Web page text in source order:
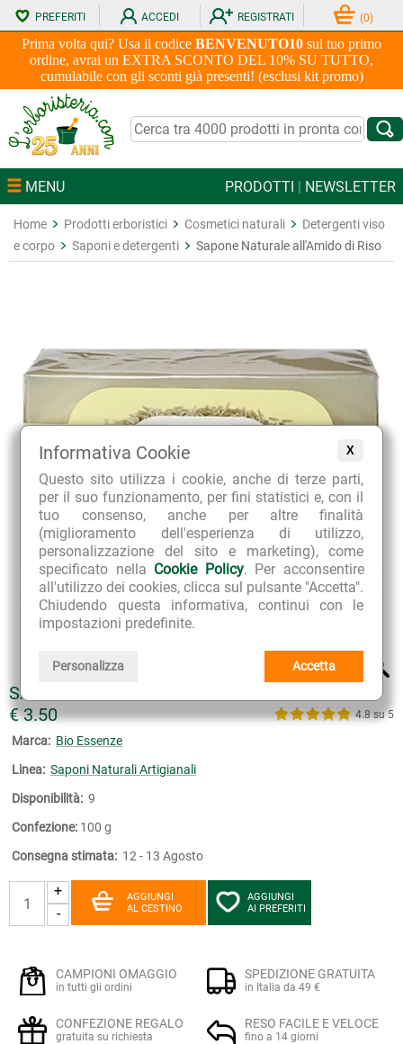
X
Informativa Cookie
Questo sito utilizza i cookie, anche di terze parti,
per il suo funzionamento, per fini statistici e, con il
tuo consenso, anche per altre finalità
(miglioramento dell'esperienza di utilizzo,
personalizzazione del sito e marketing), come
specificato nella Cookie Policy. Per acconsentire
all'utilizzo dei cookies, clicca sul pulsante "Accetta".
Chiudendo questa informativa, continui con le
impostazioni predefinite.
Personalizza Accetta
Prima volta qui? Usa il codice BENVENUTO10 sul tuo primo
ordine, avrai un EXTRA SCONTO DEL 10% SU TUTTO,
cumulabile con gli sconti già presenti! (esclusi kit promo)
PREFERITI ACCEDI REGISTRATI (0)
MENU PRODOTTI | NEWSLETTER
Home Prodotti erboristici Cosmetici naturali
Detergenti viso
e corpo
Saponi e detergenti Sapone Naturale all'Amido di Riso
SAPONE NATURALE ALL'AMIDO DI RISO
€ 3.50
4.8 su 5
Marca: Bio Essenze
Linea: Saponi Naturali Artigianali
Disponibilità: 9
Confezione: 100 g
Consegna stimata: 12 - 13 Agosto
+
-
AGGIUNGI
AL CESTINO
AGGIUNGI
AI PREFERITI
CAMPIONI OMAGGIO
in tutti gli ordini
SPEDIZIONE GRATUITA
in Italia da 49 €
CONFEZIONE REGALO
gratuita su richiesta
RESO FACILE E VELOCE
fino a 14 giorni